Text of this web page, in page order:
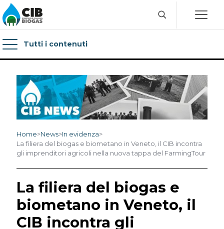
Tutti i contenuti
Home>News>In evidenza>
La filiera del biogas e biometano in Veneto, il CIB incontra
gli imprenditori agricoli nella nuova tappa del FarmingTour
La filiera del biogas e
biometano in Veneto, il
CIB incontra gli